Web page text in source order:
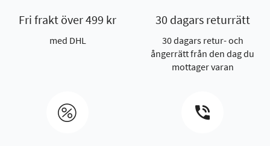
Fri frakt över 499 kr
med DHL
30 dagars returrätt
30 dagars retur- och
ångerrätt från den dag du
mottager varan